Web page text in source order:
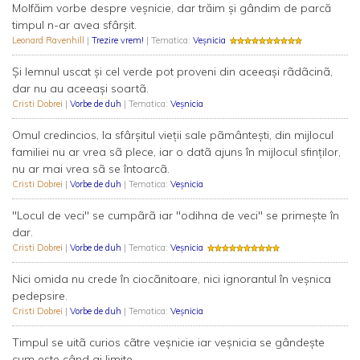
Molfăim vorbe despre veșnicie, dar trăim și gândim de parcă
timpul n-ar avea sfârșit.
Leonard Ravenhill | Trezire vrem! | Tematica: Veșnicia
Şi lemnul uscat şi cel verde pot proveni din aceeaşi rãdãcinã,
dar nu au aceeaşi soartã.
Cristi Dobrei | Vorbe de duh | Tematica: Veșnicia
Omul credincios, la sfârşitul vieţii sale pãmânteşti, din mijlocul
familiei nu ar vrea sã plece, iar o datã ajuns în mijlocul sfinţilor,
nu ar mai vrea sã se întoarcã.
Cristi Dobrei | Vorbe de duh | Tematica: Veșnicia
"Locul de veci" se cumpãrã iar "odihna de veci" se primeşte în
dar.
Cristi Dobrei | Vorbe de duh | Tematica: Veșnicia
Nici omida nu crede în ciocãnitoare, nici ignorantul în veşnica
pedepsire.
Cristi Dobrei | Vorbe de duh | Tematica: Veșnicia
Timpul se uitã curios cãtre veşnicie iar veşnicia se gândeşte